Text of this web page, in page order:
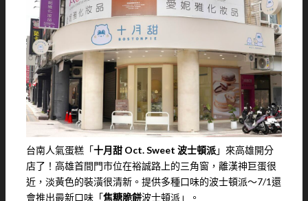
台南人氣蛋糕「十月甜 Oct. Sweet 波士頓派」來高雄開分
店了！高雄首間門市位在裕誠路上的三角窗，離漢神巨蛋很
近，淡黃色的裝潢很清新。提供多種口味的波士頓派～7/1還
會推出最新口味「焦糖脆餅波士頓派」。